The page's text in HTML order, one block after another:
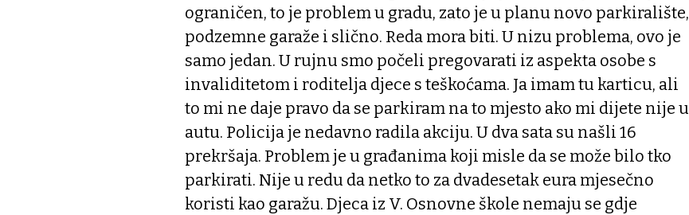
ograničen, to je problem u gradu, zato je u planu novo parkiralište,
podzemne garaže i slično. Reda mora biti. U nizu problema, ovo je
samo jedan. U rujnu smo počeli pregovarati iz aspekta osobe s
invaliditetom i roditelja djece s teškoćama. Ja imam tu karticu, ali
to mi ne daje pravo da se parkiram na to mjesto ako mi dijete nije u
autu. Policija je nedavno radila akciju. U dva sata su našli 16
prekršaja. Problem je u građanima koji misle da se može bilo tko
parkirati. Nije u redu da netko to za dvadesetak eura mjesečno
koristi kao garažu. Djeca iz V. Osnovne škole nemaju se gdje